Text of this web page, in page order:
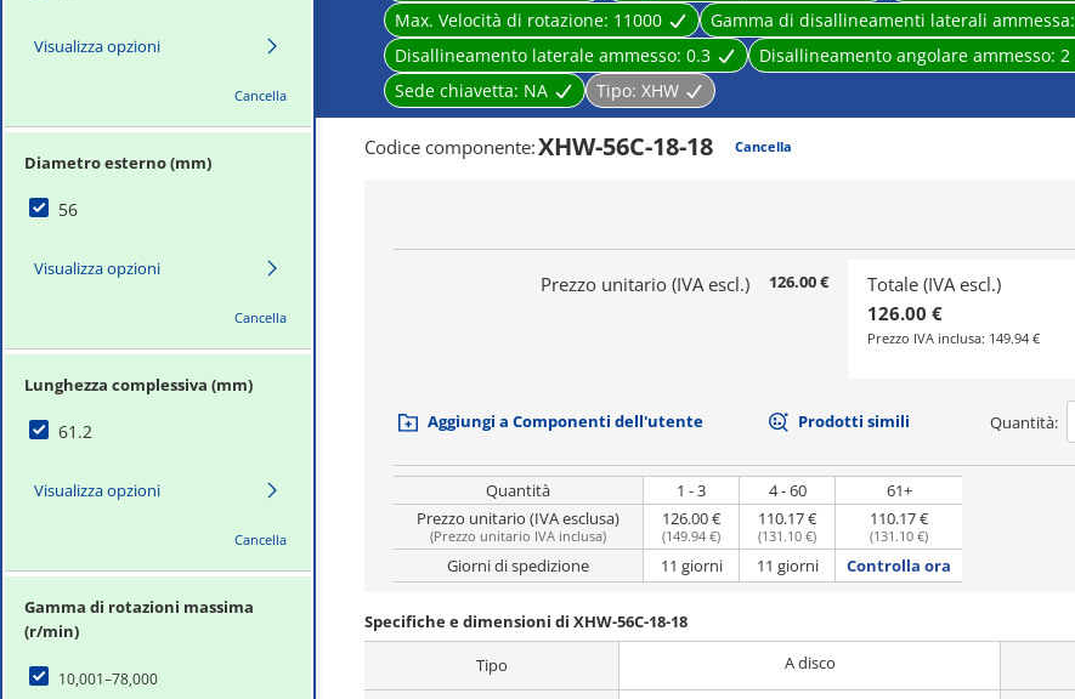
Visualizza opzioni
Cancella
Diametro esterno (mm)
56
Visualizza opzioni
Cancella
Lunghezza complessiva (mm)
61.2
Visualizza opzioni
Cancella
Gamma di rotazioni massima
(r/min)
10,001–78,000
Max. Velocità di rotazione: 11000 Gamma di disallineamenti laterali ammessa:
Disallineamento laterale ammesso: 0.3 Disallineamento angolare ammesso: 2
Sede chiavetta: NA Tipo: XHW
Codice componente:XHW-56C-18-18 Cancella
Prezzo unitario (IVA escl.) 126.00 €
Totale (IVA escl.)
126.00 €
Prezzo IVA inclusa: 149.94 €
Aggiungi a Componenti dell'utente Prodotti simili Quantità:
Quantità 1 - 3 4 - 60
61+
Prezzo unitario (IVA esclusa)
(Prezzo unitario IVA inclusa)
126.00 €
(149.94 €)
110.17 €
(131.10 €)
110.17 €
(131.10 €)
Giorni di spedizione 11 giorni 11 giorni Controlla ora
Specifiche e dimensioni di XHW-56C-18-18
Tipo
A disco